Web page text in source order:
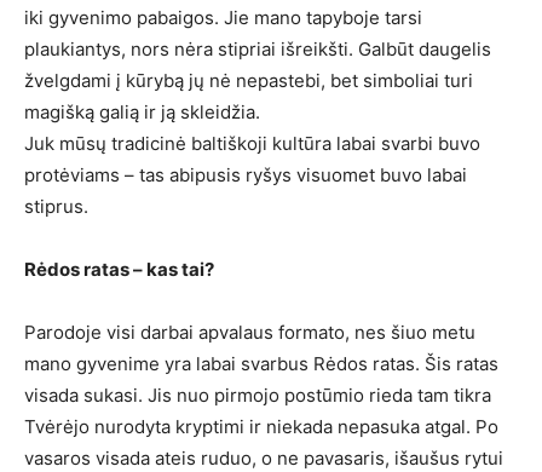
iki gyvenimo pabaigos. Jie mano tapyboje tarsi
plaukiantys, nors nėra stipriai išreikšti. Galbūt daugelis
žvelgdami į kūrybą jų nė nepastebi, bet simboliai turi
magišką galią ir ją skleidžia.
Juk mūsų tradicinė baltiškoji kultūra labai svarbi buvo
protėviams – tas abipusis ryšys visuomet buvo labai
stiprus.
Rėdos ratas – kas tai?
Parodoje visi darbai apvalaus formato, nes šiuo metu
mano gyvenime yra labai svarbus Rėdos ratas. Šis ratas
visada sukasi. Jis nuo pirmojo postūmio rieda tam tikra
Tvėrėjo nurodyta kryptimi ir niekada nepasuka atgal. Po
vasaros visada ateis ruduo, o ne pavasaris, išaušus rytui